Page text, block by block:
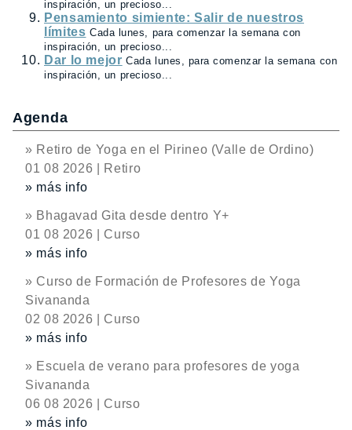
inspiración, un precioso...
Pensamiento simiente: Salir de nuestros
límites Cada lunes, para comenzar la semana con
inspiración, un precioso...
Dar lo mejor Cada lunes, para comenzar la semana con
inspiración, un precioso...
Agenda
» Retiro de Yoga en el Pirineo (Valle de Ordino)
01 08 2026 | Retiro
» más info
» Bhagavad Gita desde dentro Y+
01 08 2026 | Curso
» más info
» Curso de Formación de Profesores de Yoga
Sivananda
02 08 2026 | Curso
» más info
» Escuela de verano para profesores de yoga
Sivananda
06 08 2026 | Curso
» más info